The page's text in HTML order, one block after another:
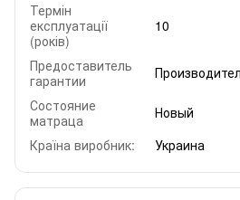
Термін
експлуатації
(років)
10
Предоставитель
гарантии
Состояние
матраца
Новый
Країна виробник:
Украина